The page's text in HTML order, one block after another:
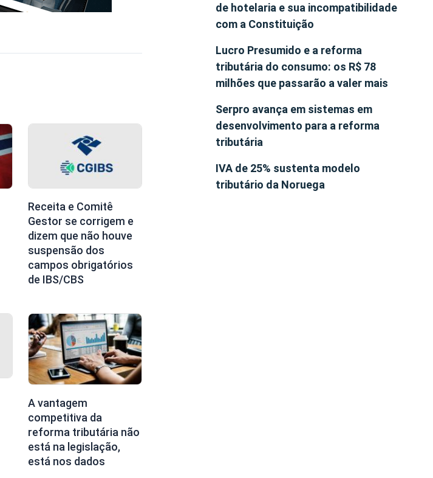
Receita e Comitê
Gestor se corrigem e
dizem que não houve
suspensão dos
campos obrigatórios
de IBS/CBS
A vantagem
competitiva da
reforma tributária não
está na legislação,
está nos dados
de hotelaria e sua incompatibilidade
com a Constituição
Lucro Presumido e a reforma
tributária do consumo: os R$ 78
milhões que passarão a valer mais
Serpro avança em sistemas em
desenvolvimento para a reforma
tributária
IVA de 25% sustenta modelo
tributário da Noruega